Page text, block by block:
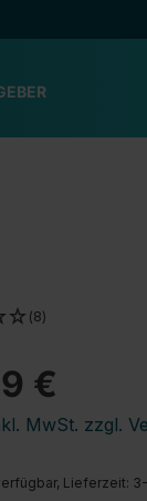
€
MwSt. zzgl.
(8)
Lieferzeit: